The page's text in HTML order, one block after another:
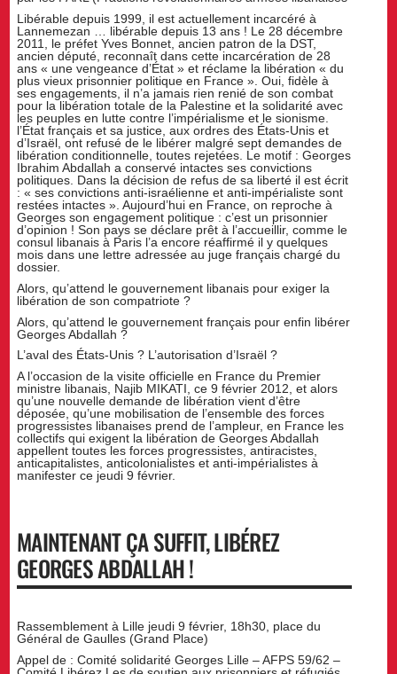
Libérable depuis 1999, il est actuellement incarcéré à
Lannemezan … libérable depuis 13 ans ! Le 28 décembre
2011, le préfet Yves Bonnet, ancien patron de la DST,
ancien député, reconnaît dans cette incarcération de 28
ans « une vengeance d’État » et réclame la libération « du
plus vieux prisonnier politique en France ». Oui, fidèle à
ses engagements, il n’a jamais rien renié de son combat
pour la libération totale de la Palestine et la solidarité avec
les peuples en lutte contre l’impérialisme et le sionisme.
l’État français et sa justice, aux ordres des États-Unis et
d’Israël, ont refusé de le libérer malgré sept demandes de
libération conditionnelle, toutes rejetées. Le motif : Georges
Ibrahim Abdallah a conservé intactes ses convictions
politiques. Dans la décision de refus de sa liberté il est écrit
: « ses convictions anti-israélienne et anti-impérialiste sont
restées intactes ». Aujourd’hui en France, on reproche à
Georges son engagement politique : c’est un prisonnier
d’opinion ! Son pays se déclare prêt à l’accueillir, comme le
consul libanais à Paris l’a encore réaffirmé il y quelques
mois dans une lettre adressée au juge français chargé du
dossier.
Alors, qu’attend le gouvernement libanais pour exiger la
libération de son compatriote ?
Alors, qu’attend le gouvernement français pour enfin libérer
Georges Abdallah ?
L’aval des États-Unis ? L’autorisation d’Israël ?
A l’occasion de la visite officielle en France du Premier
ministre libanais, Najib MIKATI, ce 9 février 2012, et alors
qu’une nouvelle demande de libération vient d’être
déposée, qu’une mobilisation de l’ensemble des forces
progressistes libanaises prend de l’ampleur, en France les
collectifs qui exigent la libération de Georges Abdallah
appellent toutes les forces progressistes, antiracistes,
anticapitalistes, anticolonialistes et anti-impérialistes à
manifester ce jeudi 9 février.
MAINTENANT ÇA SUFFIT, LIBÉREZ
GEORGES ABDALLAH !
Rassemblement à Lille jeudi 9 février, 18h30, place du
Général de Gaulles (Grand Place)
Appel de : Comité solidarité Georges Lille – AFPS 59/62 –